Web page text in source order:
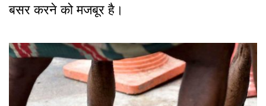
बसर करने को मजबूर है।